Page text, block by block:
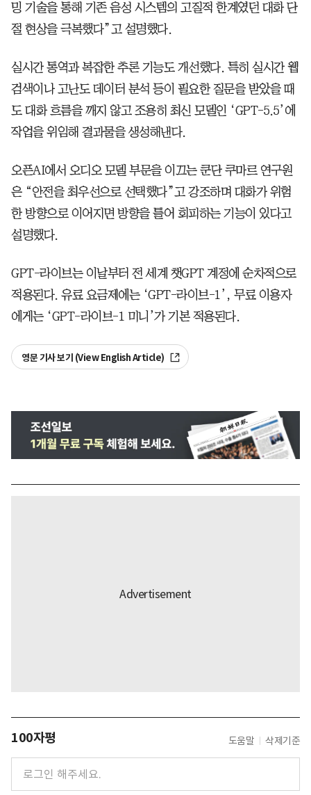
밍 기술을 통해 기존 음성 시스템의 고질적 한계였던 대화 단
절 현상을 극복했다”고 설명했다.
실시간 통역과 복잡한 추론 기능도 개선했다. 특히 실시간 웹
검색이나 고난도 데이터 분석 등이 필요한 질문을 받았을 때
도 대화 흐름을 깨지 않고 조용히 최신 모델인 ‘GPT-5.5’에
작업을 위임해 결과물을 생성해낸다.
오픈AI에서 오디오 모델 부문을 이끄는 쿤단 쿠마르 연구원
은 “안전을 최우선으로 선택했다”고 강조하며 대화가 위험
한 방향으로 이어지면 방향을 틀어 회피하는 기능이 있다고
설명했다.
GPT-라이브는 이날부터 전 세계 챗GPT 계정에 순차적으로
적용된다. 유료 요금제에는 ‘GPT-라이브-1’, 무료 이용자
에게는 ‘GPT-라이브-1 미니’가 기본 적용된다.
영문 기사 보기 (View English Article)
100자평 도움말 삭제기준